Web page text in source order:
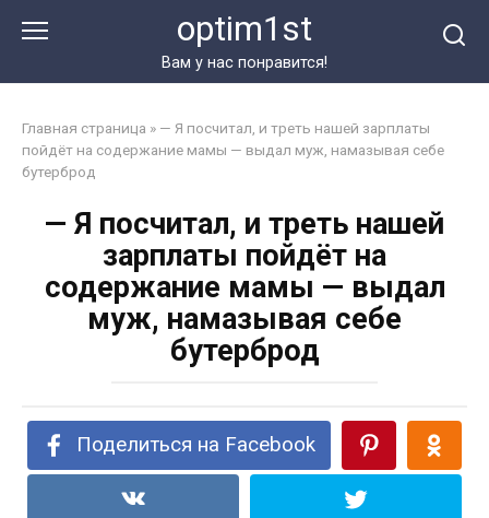
optim1st
Вам у нас понравится!
Главная страница » — Я посчитал, и треть нашей зарплаты
пойдёт на содержание мамы — выдал муж, намазывая себе
бутерброд
— Я посчитал, и треть нашей
зарплаты пойдёт на
содержание мамы — выдал
муж, намазывая себе
бутерброд
Поделиться на Facebook